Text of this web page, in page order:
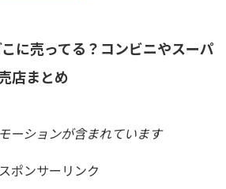
に売ってる？コンビニやスーパ
店まとめ
ーションが含まれています
スポンサーリンク